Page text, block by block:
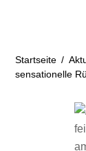
Startseite /
sensationelle